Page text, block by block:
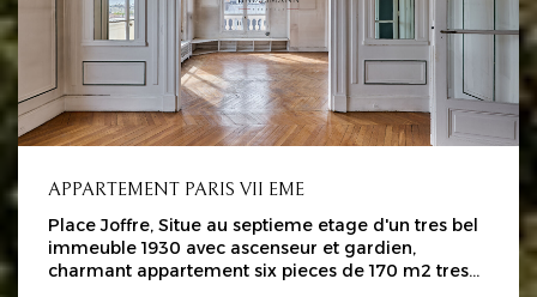
APPARTEMENT PARIS VII EME
Place Joffre, Situe au septieme etage d'un tres bel
immeuble 1930 avec ascenseur et gardien,
charmant appartement six pieces de 170 m2 tres